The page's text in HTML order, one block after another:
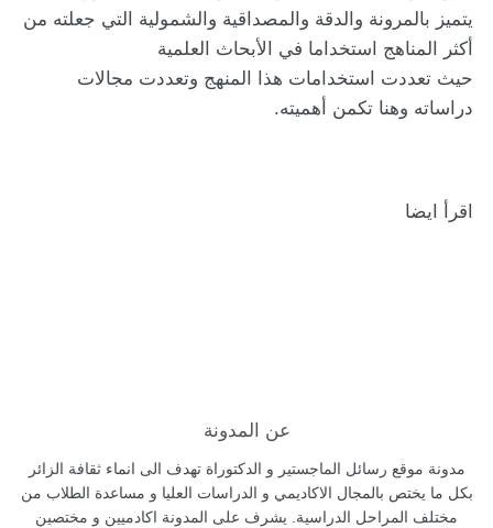
يتميز بالمرونة والدقة والمصداقية والشمولية التي جعلته من
أكثر المناهج استخداما في الأبحاث العلمية
حيث تعددت استخدامات هذا المنهج وتعددت مجالات
دراساته وهنا تكمن أهميته.
اقرأ ايضا
عن المدونة
مدونة موقع رسائل الماجستير و الدكتوراة تهدف الى انماء ثقافة الزائر
بكل ما يختص بالمجال الاكاديمي و الدراسات العليا و مساعدة الطلاب من
مختلف المراحل الدراسية. يشرف على المدونة اكادميين و مختصين